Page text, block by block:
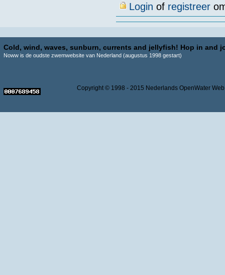
Login of registreer
Cold, wind, waves, sunburn, currents and jellyfish! Hop in and
Noww is de oudste zwemwebsite van Nederland (augustus 1998 gestart)
Copyright © 1998 - 2015 Nederlands OpenWater